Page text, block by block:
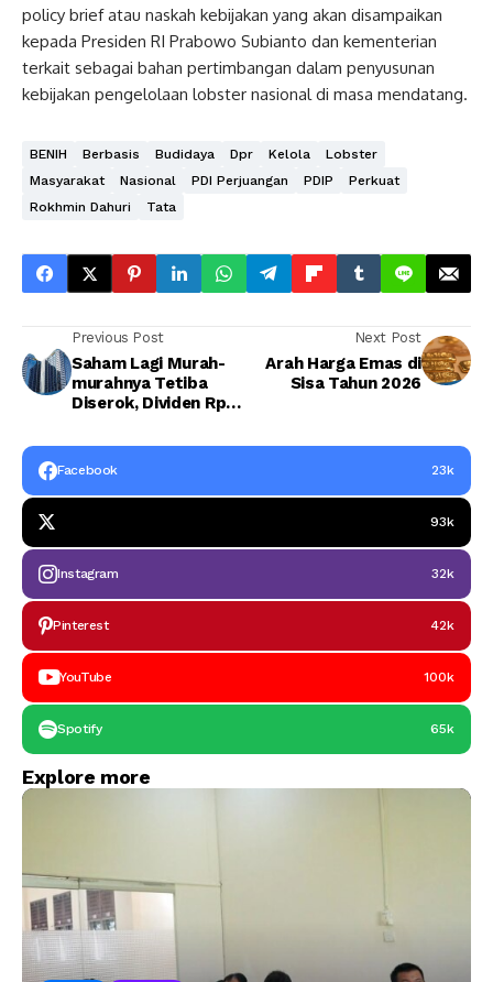
policy brief atau naskah kebijakan yang akan disampaikan
kepada Presiden RI Prabowo Subianto dan kementerian
terkait sebagai bahan pertimbangan dalam penyusunan
kebijakan pengelolaan lobster nasional di masa mendatang.
BENIH Berbasis Budidaya Dpr Kelola
Lobster
Masyarakat
Nasional PDI Perjuangan PDIP
Perkuat
Rokhmin Dahuri
Tata
Previous Post
Saham Lagi Murah-
murahnya Tetiba
Diserok, Dividen Rp
Next Post
Arah Harga Emas di
Sisa Tahun 2026
Facebook 23k
93k
Instagram 32k
Pinterest 42k
YouTube 100k
Spotify 65k
Explore more